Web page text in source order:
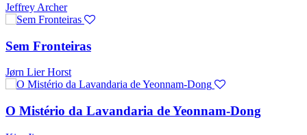
Jeffrey Archer
Sem Fronteiras
Jørn Lier Horst
O Mistério da Lavandaria de Yeonnam-Dong